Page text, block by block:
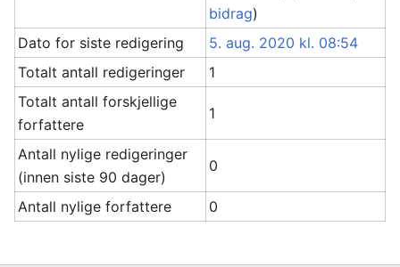
bidrag)
Dato for siste redigering
5. aug. 2020 kl. 08:54
Totalt antall redigeringer
1
Totalt antall forskjellige
forfattere
1
Antall nylige redigeringer
(innen siste 90 dager)
0
Antall nylige forfattere 0